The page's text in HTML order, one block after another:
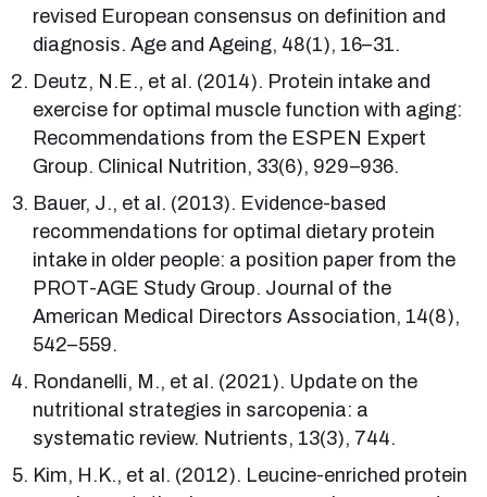
revised European consensus on definition and
diagnosis. Age and Ageing, 48(1), 16–31.
Deutz, N.E., et al. (2014). Protein intake and
exercise for optimal muscle function with aging:
Recommendations from the ESPEN Expert
Group. Clinical Nutrition, 33(6), 929–936.
Bauer, J., et al. (2013). Evidence-based
recommendations for optimal dietary protein
intake in older people: a position paper from the
PROT-AGE Study Group. Journal of the
American Medical Directors Association, 14(8),
542–559.
Rondanelli, M., et al. (2021). Update on the
nutritional strategies in sarcopenia: a
systematic review. Nutrients, 13(3), 744.
Kim, H.K., et al. (2012). Leucine-enriched protein